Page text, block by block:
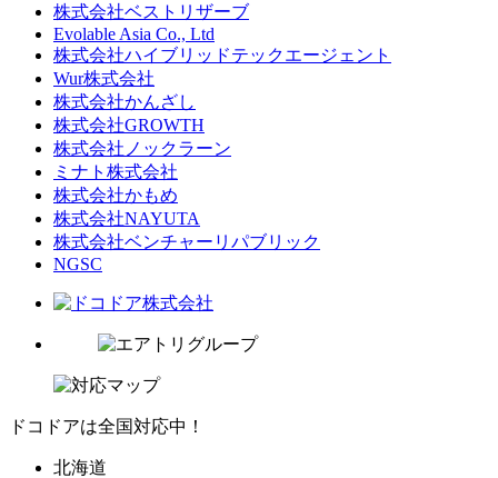
株式会社ベストリザーブ
Evolable Asia Co., Ltd
株式会社ハイブリッドテックエージェント
Wur株式会社
株式会社かんざし
株式会社GROWTH
株式会社ノックラーン
ミナト株式会社
株式会社かもめ
株式会社NAYUTA
株式会社ベンチャーリパブリック
NGSC
ドコドアは全国対応中！
北海道